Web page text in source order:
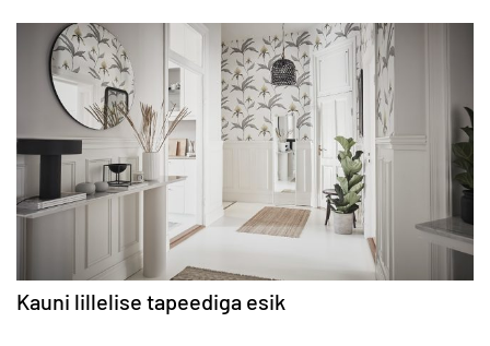
Kauni lillelise tapeediga esik